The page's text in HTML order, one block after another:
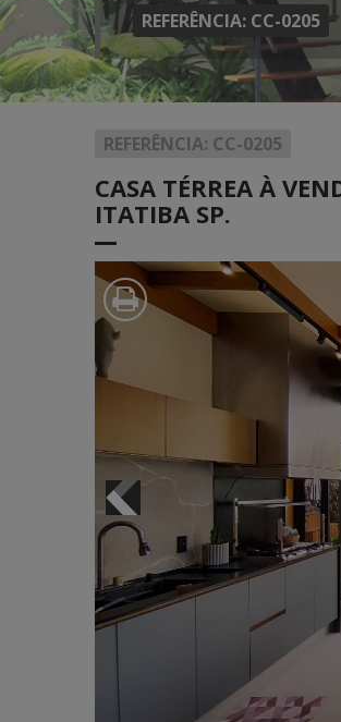
REFERÊNCIA: CC-0205
REFERÊNCIA: CC-0205
CASA TÉRREA À
ITATIBA SP.